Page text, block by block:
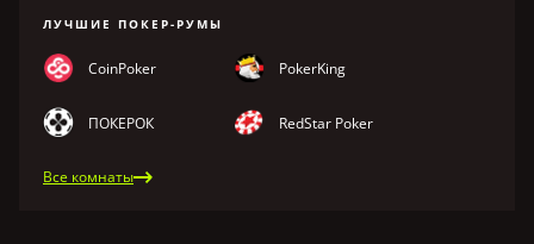
ЛУЧШИЕ ПОКЕР-РУМЫ
CoinPoker PokerKing
ПОКЕРОК RedStar Poker
Все комнаты